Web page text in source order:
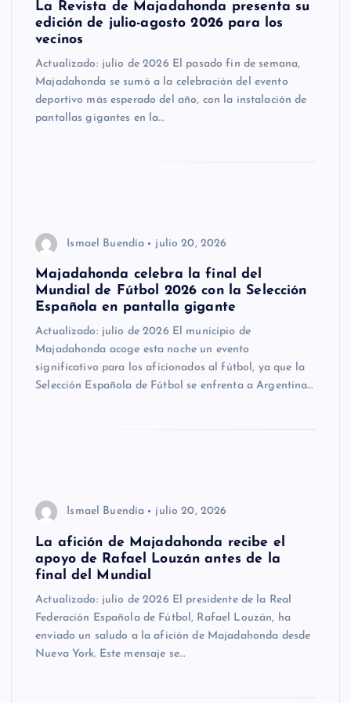
La Revista de Majadahonda presenta su
edición de julio-agosto 2026 para los
vecinos
Actualizado: julio de 2026 El pasado fin de semana,
Majadahonda se sumó a la celebración del evento
deportivo más esperado del año, con la instalación de
pantallas gigantes en la…
Ismael Buendía julio 20, 2026
Majadahonda celebra la final del
Mundial de Fútbol 2026 con la Selección
Española en pantalla gigante
Actualizado: julio de 2026 El municipio de
Majadahonda acoge esta noche un evento
significativo para los aficionados al fútbol, ya que la
Selección Española de Fútbol se enfrenta a Argentina…
Ismael Buendía julio 20, 2026
La afición de Majadahonda recibe el
apoyo de Rafael Louzán antes de la
final del Mundial
Actualizado: julio de 2026 El presidente de la Real
Federación Española de Fútbol, Rafael Louzán, ha
enviado un saludo a la afición de Majadahonda desde
Nueva York. Este mensaje se…